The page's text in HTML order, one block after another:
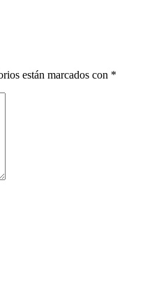
están marcados con *